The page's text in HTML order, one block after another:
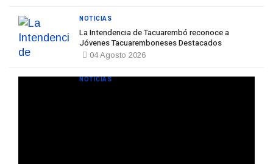
La Intendencia de Tacuarembó reconoce a
Jóvenes Tacuaremboneses Destacados
04 Agosto 2026
NOTICIAS
NOTICIAS